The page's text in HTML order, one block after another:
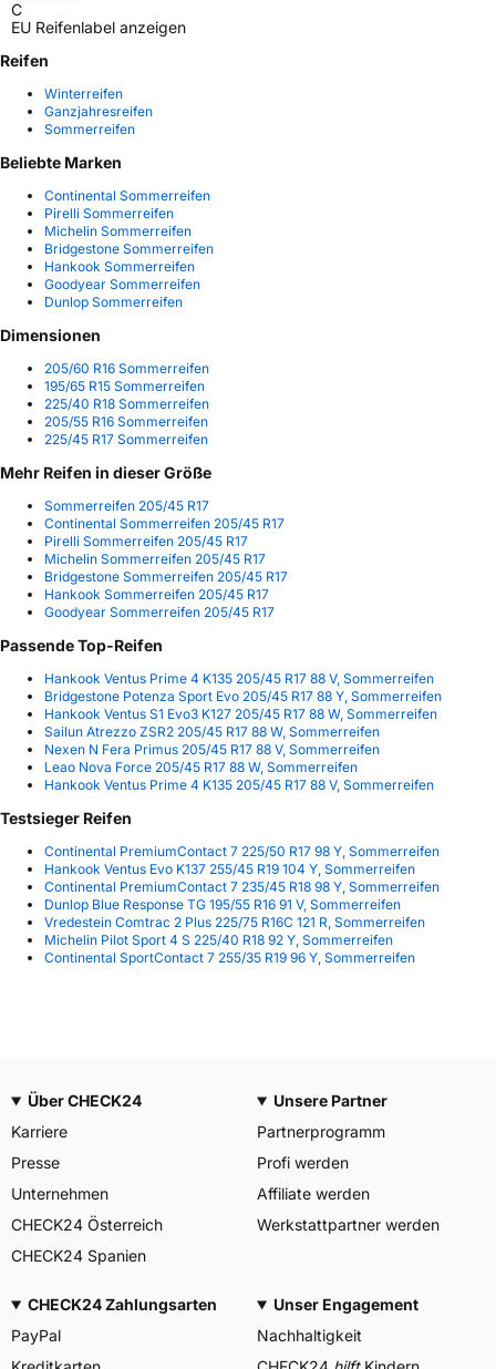
C
EU Reifenlabel anzeigen
Reifen
Winterreifen
Ganzjahresreifen
Sommerreifen
Beliebte Marken
Continental Sommerreifen
Pirelli Sommerreifen
Michelin Sommerreifen
Bridgestone Sommerreifen
Hankook Sommerreifen
Goodyear Sommerreifen
Dunlop Sommerreifen
Dimensionen
205/60 R16 Sommerreifen
195/65 R15 Sommerreifen
225/40 R18 Sommerreifen
205/55 R16 Sommerreifen
225/45 R17 Sommerreifen
Mehr Reifen in dieser Größe
Sommerreifen 205/45 R17
Continental Sommerreifen 205/45 R17
Pirelli Sommerreifen 205/45 R17
Michelin Sommerreifen 205/45 R17
Bridgestone Sommerreifen 205/45 R17
Hankook Sommerreifen 205/45 R17
Goodyear Sommerreifen 205/45 R17
Passende Top-Reifen
Hankook Ventus Prime 4 K135 205/45 R17 88 V, Sommerreifen
Bridgestone Potenza Sport Evo 205/45 R17 88 Y, Sommerreifen
Hankook Ventus S1 Evo3 K127 205/45 R17 88 W, Sommerreifen
Sailun Atrezzo ZSR2 205/45 R17 88 W, Sommerreifen
Nexen N Fera Primus 205/45 R17 88 V, Sommerreifen
Leao Nova Force 205/45 R17 88 W, Sommerreifen
Hankook Ventus Prime 4 K135 205/45 R17 88 V, Sommerreifen
Testsieger Reifen
Continental PremiumContact 7 225/50 R17 98 Y, Sommerreifen
Hankook Ventus Evo K137 255/45 R19 104 Y, Sommerreifen
Continental PremiumContact 7 235/45 R18 98 Y, Sommerreifen
Dunlop Blue Response TG 195/55 R16 91 V, Sommerreifen
Vredestein Comtrac 2 Plus 225/75 R16C 121 R, Sommerreifen
Michelin Pilot Sport 4 S 225/40 R18 92 Y, Sommerreifen
Continental SportContact 7 255/35 R19 96 Y, Sommerreifen
Über CHECK24
Karriere
Presse
Unternehmen
CHECK24 Österreich
CHECK24 Spanien
Unsere Partner
Partnerprogramm
Profi werden
Affiliate werden
Werkstattpartner werden
CHECK24 Zahlungsarten
PayPal
Unser Engagement
Nachhaltigkeit